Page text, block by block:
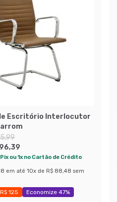
Escritório Interlocutor
ou 1x no Cartão de Crédito
em até 10x de R$ 88,48 sem
125 Economize 47%